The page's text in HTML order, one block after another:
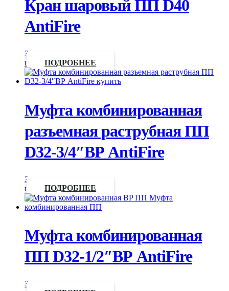
Кран шаровый ПП D40
AntiFire
Запросить
цену
ПОДРОБНЕЕ
Муфта комбинированная
разъемная раструбная ПП
D32-3/4″ВР AntiFire
Запросить
цену
ПОДРОБНЕЕ
Муфта комбинированная
ПП D32-1/2″ВР AntiFire
Запросить